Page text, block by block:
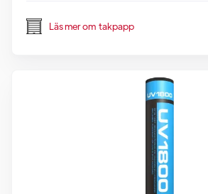
Läs mer om takpapp